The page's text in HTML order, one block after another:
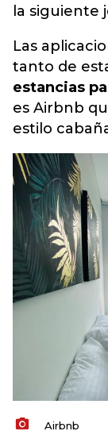
la siguiente
Las
tanto de
estancias
es Airbnb
estilo
Airbnb